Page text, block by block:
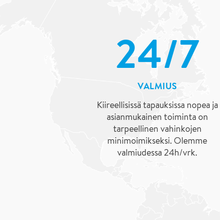
24/7
VALMIUS
Kiireellisissä tapauksissa nopea ja
asianmukainen toiminta on
tarpeellinen vahinkojen
minimoimikseksi. Olemme
valmiudessa 24h/vrk.